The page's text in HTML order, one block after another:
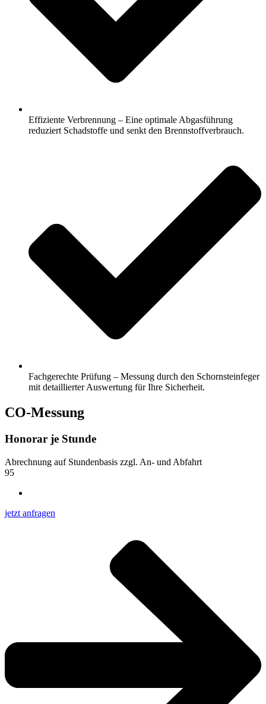
Effiziente Verbrennung – Eine optimale Abgasführung
reduziert Schadstoffe und senkt den Brennstoffverbrauch.
Fachgerechte Prüfung – Messung durch den Schornsteinfeger
mit detaillierter Auswertung für Ihre Sicherheit.
CO-Messung
Honorar je Stunde
Abrechnung auf Stundenbasis zzgl. An- und Abfahrt
95
jetzt anfragen